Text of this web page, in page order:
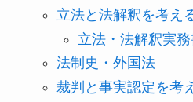
立法と法解釈を考え
立法・法解釈実
法制史・外国法
裁判と事実認定を考